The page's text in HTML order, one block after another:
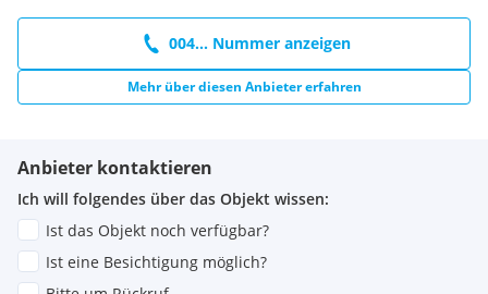
004... Nummer anzeigen
Mehr über diesen Anbieter erfahren
Anbieter kontaktieren
Ich will folgendes über das Objekt wissen:
Ist das Objekt noch verfügbar?
Ist eine Besichtigung möglich?